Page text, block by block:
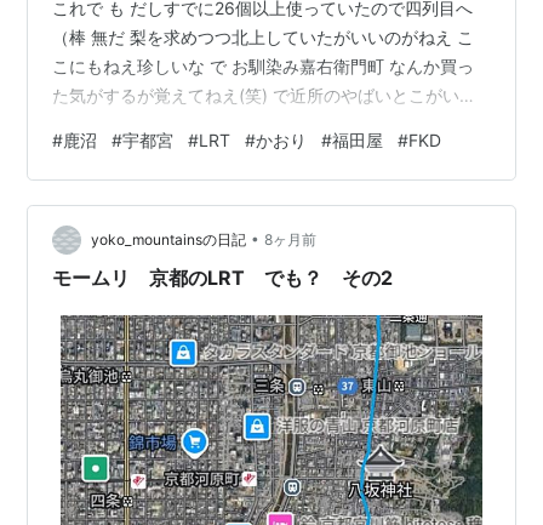
これで も だしすでに26個以上使っていたので四列目へ
（棒 無だ 梨を求めつつ北上していたがいいのがねえ こ
こにもねえ珍しいな で お馴染み嘉右衛門町 なんか買っ
た気がするが覚えてねえ(笑) で近所のやばいとこがいつ
あるんじゃないかの鹿沼 あった デケえ！ たけえ！ でも
珍しいので買う。かおりはいい からの そういえば鹿沼っ
て歩いた事あんまないなと社会勉強へ すると 福田屋だ、
鹿沼ははじめてかも昔はよく行ったものだ宇都宮の方の
… 普通だった、他２店舗程ワクワク感はなかった こうい
#鹿沼 #宇都宮 #LRT #かおり #福田屋 #FKD
yoko_mountainsの日記 • 8ヶ月前
モームリ 京都のLRT でも？ その2